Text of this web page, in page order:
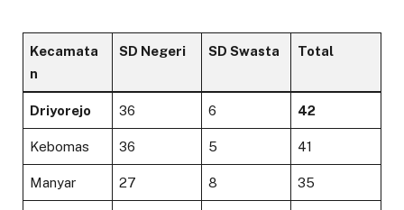
Kecamata
n
SD Negeri SD Swasta Total
Driyorejo 36 6 42
Kebomas 36 5 41
Manyar 27 8 35